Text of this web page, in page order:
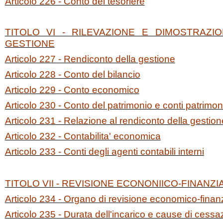
TITOLO VI - RILEVAZIONE E
GESTIONE
Articolo 227 - Rendiconto della gestione
Articolo 228 - Conto del bilancio
Articolo 229 - Conto economico
Articolo 230 - Conto del patrimonio e conti
Articolo 231 - Relazione al rendiconto della
Articolo 232 - Contabilita' economica
Articolo 233 - Conti degli agenti contabili interni
TITOLO VII - REVISIONE ECONONIICO-
Articolo 234 - Organo di revisione economico-
Articolo 235 - Durata dell'incarico e cause di